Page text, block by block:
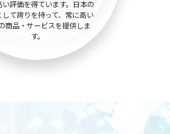
い評価を得ています。日本の
して誇りを持って、常に高い
商品・サービスを提供しま
す。